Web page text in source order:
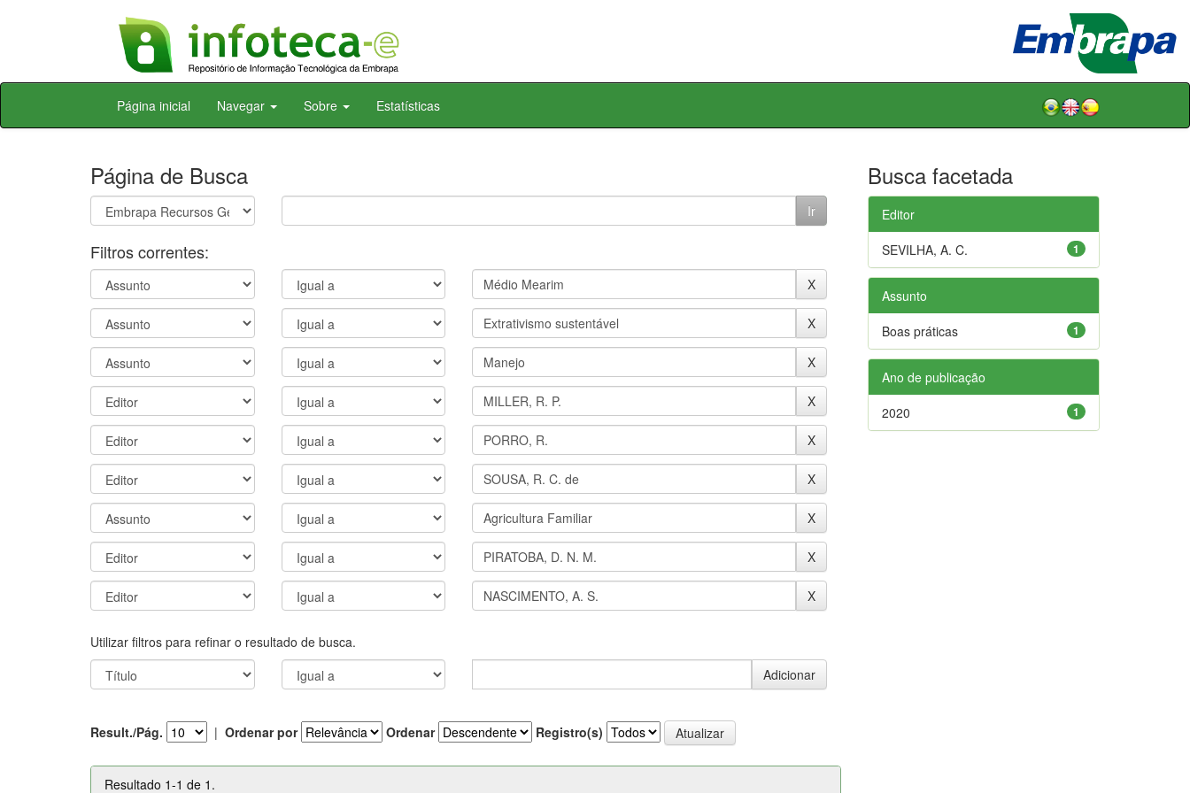
Skip
Página inicial Navegar Sobre Estatísticas
Página de Busca
Filtros correntes:
Utilizar filtros para refinar o resultado de busca.
Result./Pág. | Ordenar por Ordenar Registro(s)
Resultado 1-1 de 1.
Busca facetada
Editor
1
SEVILHA, A. C.
Assunto
1
Boas práticas
Ano de publicação
1
2020